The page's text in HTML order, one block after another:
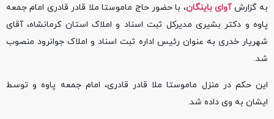
به گزارشآوای باینگان، با حضور حاج ماموستا ملا قادر قادری امام جمعه
پاوه و دکتر بشیری مدیرکل ثبت اسناد و املاک استان کرمانشاه، آقای
شهریار خدری به عنوان رئیس اداره ثبت اسناد و املاک جوانرود منصوب
شد.
این حکم در منزل ماموستا ملا قادر قادری، امام جمعه پاوه و توسط
ایشان به وی داده شد.